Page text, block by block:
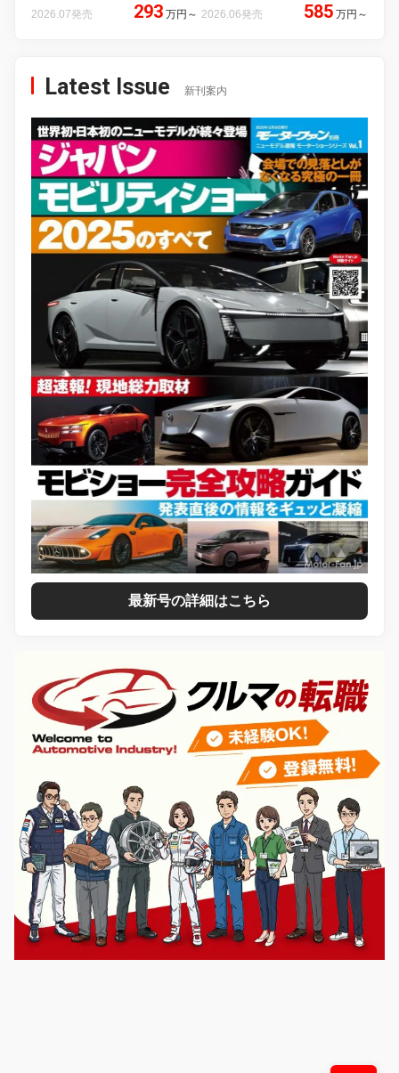
2026.07発売 293 万円 ～ 2026.06発売 585 万円 ～
Latest Issue 新刊案内
最新号の詳細はこちら